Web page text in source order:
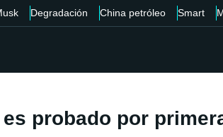
Degradación China petróleo Smart
probado por